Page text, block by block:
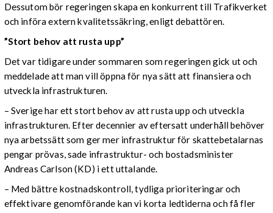
Dessutom bör regeringen skapa en konkurrent till Trafikverket
och införa extern kvalitetssäkring, enligt debattören.
”Stort behov att rusta upp”
Det var tidigare under sommaren som regeringen gick ut och
meddelade att man vill öppna för nya sätt att finansiera och
utveckla infrastrukturen.
– Sverige har ett stort behov av att rusta upp och utveckla
infrastrukturen. Efter decennier av eftersatt underhåll behöver
nya arbetssätt som ger mer infrastruktur för skattebetalarnas
pengar prövas, sade infrastruktur- och bostadsminister
Andreas Carlson (KD) i ett uttalande.
– Med bättre kostnadskontroll, tydliga prioriteringar och
effektivare genomförande kan vi korta ledtiderna och få fler